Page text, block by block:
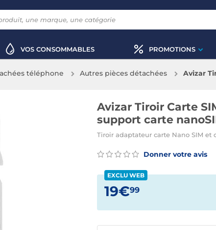
VOS CONSOMMABLES PROMOTIONS
téléphone Autres pièces détachées
Avizar
Avizar Tiroir Carte
support carte
Tiroir adaptateur carte Nano SIM et
Donner votre avis
EXCLU WEB
19€99